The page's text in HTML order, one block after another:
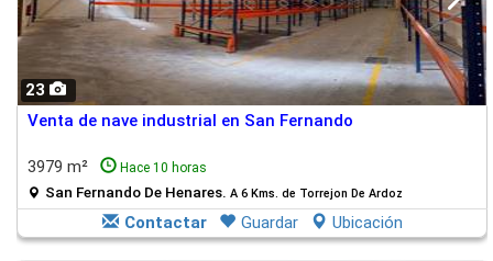
23
Venta de nave industrial en San Fernando
3979 m² Hace 10 horas
San Fernando De Henares. A 6 Kms. de Torrejon De Ardoz
Contactar Guardar Ubicación